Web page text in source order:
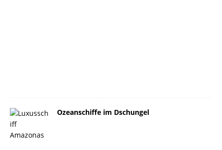
Ozeanschiffe im Dschungel